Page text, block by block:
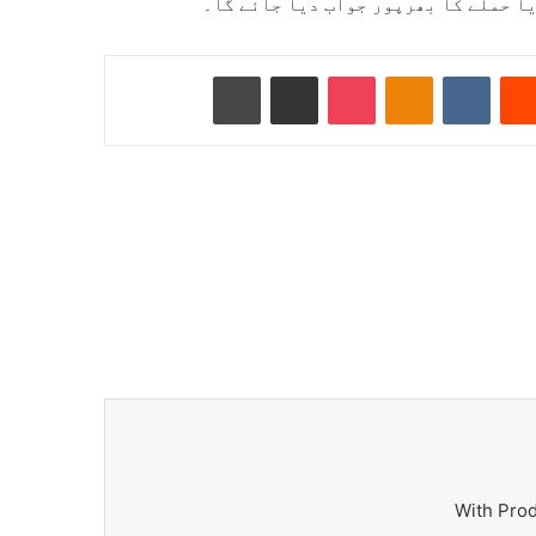
VKontakte ای میل کے ذریعے شیئر کریں
With